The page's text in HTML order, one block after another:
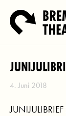
4. Juni 2018